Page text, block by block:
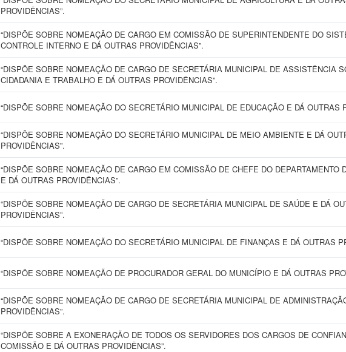
PROVIDÊNCIAS”.
“DISPÕE SOBRE NOMEAÇÃO DE CARGO EM COMISSÃO DE SUPERINTENDENTE DO
CONTROLE INTERNO E DÁ OUTRAS PROVIDÊNCIAS”.
“DISPÕE SOBRE NOMEAÇÃO DE CARGO DE SECRETÁRIA MUNICIPAL DE ASSISTÊNCIA
CIDADANIA E TRABALHO E DÁ OUTRAS PROVIDÊNCIAS”.
“DISPÕE SOBRE NOMEAÇÃO DO SECRETÁRIO MUNICIPAL DE EDUCAÇÃO E DÁ OUTRAS
“DISPÕE SOBRE NOMEAÇÃO DO SECRETÁRIO MUNICIPAL DE MEIO AMBIENTE E DÁ
PROVIDÊNCIAS”.
“DISPÕE SOBRE NOMEAÇÃO DE CARGO EM COMISSÃO DE CHEFE DO DEPARTAMENTO
E DÁ OUTRAS PROVIDÊNCIAS”.
“DISPÕE SOBRE NOMEAÇÃO DE CARGO DE SECRETÁRIA MUNICIPAL DE SAÚDE E DÁ
PROVIDÊNCIAS”.
“DISPÕE SOBRE NOMEAÇÃO DO SECRETÁRIO MUNICIPAL DE FINANÇAS E DÁ OUTRAS
“DISPÕE SOBRE NOMEAÇÃO DE PROCURADOR GERAL DO MUNICÍPIO E DÁ OUTRAS
“DISPÕE SOBRE NOMEAÇÃO DE CARGO DE SECRETÁRIA MUNICIPAL DE
PROVIDÊNCIAS”.
“DISPÕE SOBRE A EXONERAÇÃO DE TODOS OS SERVIDORES DOS CARGOS DE
COMISSÃO E DÁ OUTRAS PROVIDÊNCIAS”.